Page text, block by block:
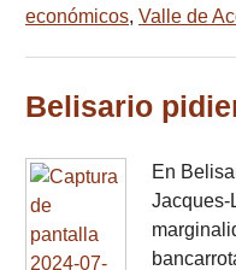
económicos, Valle de
Belisario
En
Jacques-